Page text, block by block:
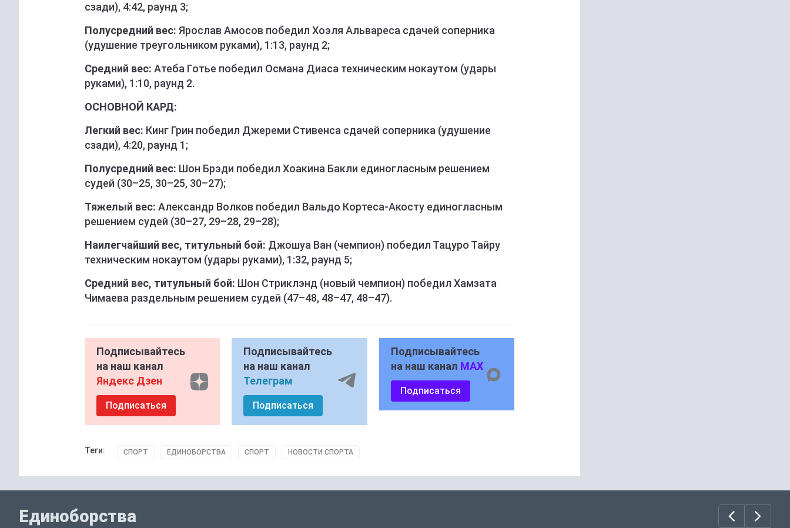
сзади), 4:42, раунд 3;
Полусредний вес: Ярослав Амосов победил Хоэля Альвареса сдачей соперника
(удушение треугольником руками), 1:13, раунд 2;
Cредний вес: Атеба Готье победил Османа Диаса техническим нокаутом (удары
руками), 1:10, раунд 2.
ОСНОВНОЙ КАРД:
Легкий вес: Кинг Грин победил Джереми Стивенса сдачей соперника (удушение
сзади), 4:20, раунд 1;
Полусредний вес: Шон Брэди победил Хоакина Бакли единогласным решением
судей (30–25, 30–25, 30–27);
Тяжелый вес: Александр Волков победил Вальдо Кортеса-Акосту единогласным
решением судей (30–27, 29–28, 29–28);
Наилегчайший вес, титульный бой: Джошуа Ван (чемпион) победил Тацуро Тайру
техническим нокаутом (удары руками), 1:32, раунд 5;
Cредний вес, титульный бой: Шон Стриклэнд (новый чемпион) победил Хамзата
Чимаева раздельным решением судей (47–48, 48–47, 48–47).
Подписывайтесь
на наш канал
Яндекс Дзен
Подписаться
Подписывайтесь
на наш канал
Телеграм
Подписаться
Подписывайтесь
на наш канал MAX
Подписаться
Теги: СПОРТ ЕДИНОБОРСТВА СПОРТ НОВОСТИ СПОРТА
Единоборства